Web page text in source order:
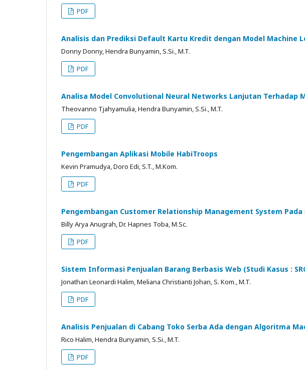
PDF
Analisis dan Prediksi Default Kartu Kredit dengan Model Machine
Donny Donny, Hendra Bunyamin, S.Si., M.T.
PDF
Analisa Model Convolutional Neural Networks Lanjutan Terhadap
Theovanno Tjahyamulia, Hendra Bunyamin, S.Si., M.T.
PDF
Pengembangan Aplikasi Mobile HabiTroops
Kevin Pramudya, Doro Edi, S.T., M.Kom.
PDF
Pengembangan Customer Relationship Management System
Billy Arya Anugrah, Dr. Hapnes Toba, M.Sc.
PDF
Sistem Informasi Penjualan Barang Berbasis Web (Studi Kasus :
Jonathan Leonardi Halim, Meliana Christianti Johan, S. Kom., M.T.
PDF
Analisis Penjualan di Cabang Toko Serba Ada dengan Algoritma
Rico Halim, Hendra Bunyamin, S.Si., M.T.
PDF